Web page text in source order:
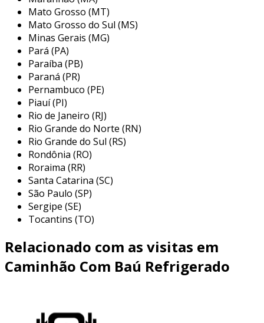
seu motor eficiente reduz o consumo de
combustível, garantindo economia em
operações de longa distância. além disso, o
chassi reforçado oferece durabilidade mesmo
sob cargas pesadas, minimizando paradas para
manutenção e otimizando o tempo de
operação.
vantagens do caminhão usado
optar por umcaminhão usado
vantagens significativas para sua operação.
através de um investimento inicial mais baixo,
você libera recursos financeiros para outras
áreas críticas do seu negócio.
apesar de usado, cada unidade é inspecionada
e certificada, garantindo desempenho confiável.
além disso, a depreciação mais lenta de um
caminhão usado protege seu capital investido,
aplicações no transporte de cargas
Mato Grosso (MT)
Mato Grosso do Sul (MS)
Minas Gerais (MG)
Pará (PA)
Paraíba (PB)
Paraná (PR)
Pernambuco (PE)
Piauí (PI)
Rio de Janeiro (RJ)
Rio Grande do Norte (RN)
Rio Grande do Sul (RS)
Rondônia (RO)
Roraima (RR)
Santa Catarina (SC)
São Paulo (SP)
Sergipe (SE)
Tocantins (TO)
Relacionado com as visitas em
Caminhão Com Baú Refrigerado